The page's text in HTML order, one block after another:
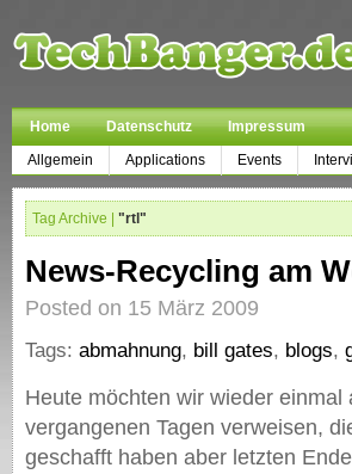
Home Datenschutz
Impressum
Allgemein
Applications Events
Tag Archive | "rtl"
News-Recycling am
Posted on 15 März 2009
Tags: abmahnung, bill gates, blogs,
Heute möchten wir wieder
vergangenen Tagen verweisen,
geschafft haben aber letzten